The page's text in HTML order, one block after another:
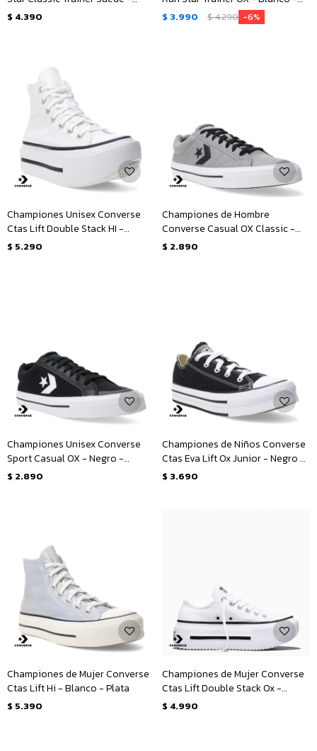
Negro
$ 4.390
Negro
$ 3.990 $4.290 6
Championes Unisex Converse
Ctas Lift Double Stack HI -
Blanco - Negro
$ 5.290
Championes de Hombre
Converse Casual OX Classic -
Gris - Negro - Blanco
$ 2.890
Championes Unisex Converse
Sport Casual OX - Negro -
Blanco
$ 2.890
Championes de Niños Converse
Ctas Eva Lift Ox Junior - Negro -
Blanco
$ 3.690
Championes de Mujer Converse
Ctas Lift Hi - Blanco - Plata
$ 5.390
Championes de Mujer Converse
Ctas Lift Double Stack Ox -
Blanco - Negro
$ 4.990